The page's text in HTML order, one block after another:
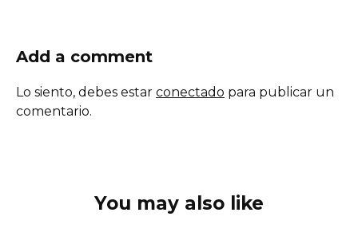
Add a comment
Lo siento, debes estar conectado para publicar un
comentario.
You may also like